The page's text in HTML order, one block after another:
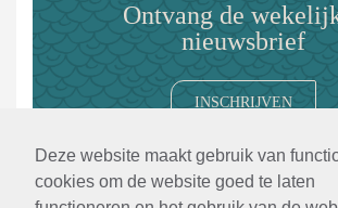
Deze website maakt gebruik van
cookies om de website goed te laten
Ontvang de
nieuwsbrief
INSCHRIJVEN